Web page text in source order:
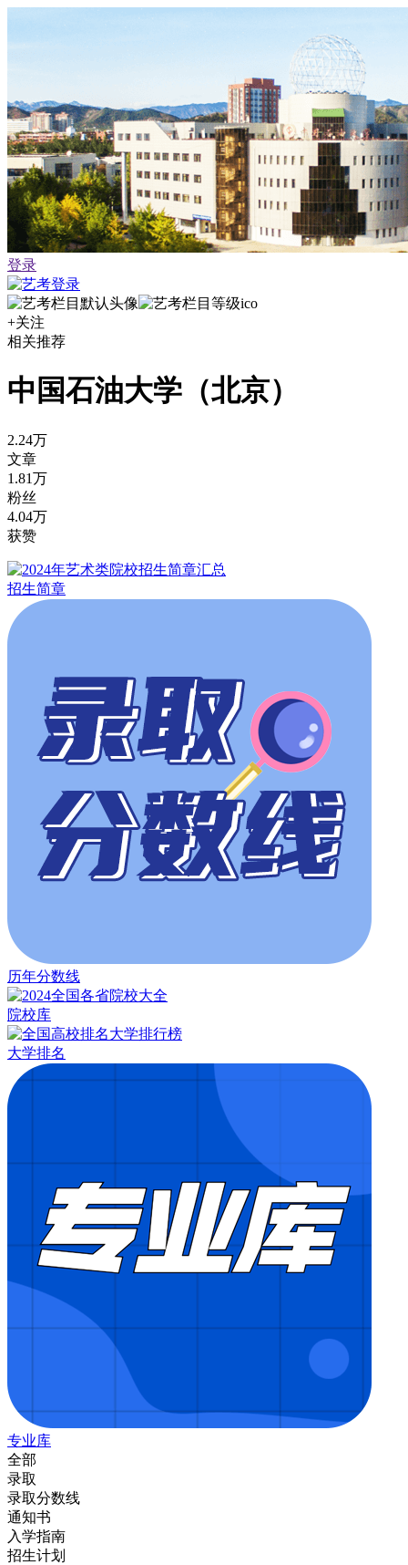
登录
+关注
相关推荐
中国石油大学（北京）
2.24万
文章
1.81万
粉丝
4.04万
获赞
招生简章
历年分数线
院校库
大学排名
专业库
全部
录取
录取分数线
通知书
入学指南
招生计划